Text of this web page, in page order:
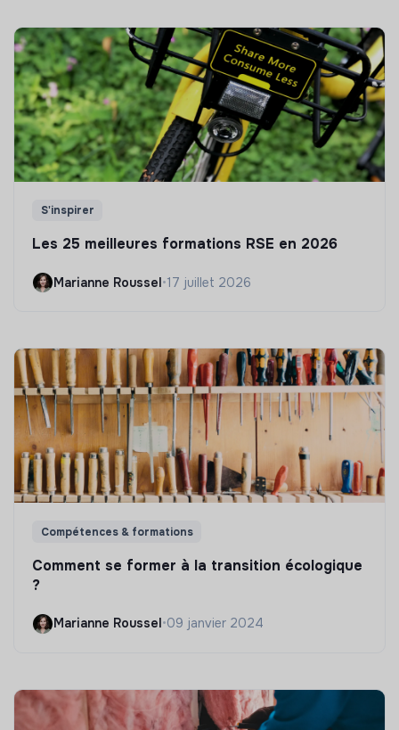
S'inspirer
Les 25 meilleures formations RSE en 2026
Marianne Roussel•17 juillet 2026
Compétences & formations
Comment se former à la transition écologique
?
Marianne Roussel •09 janvier 2024